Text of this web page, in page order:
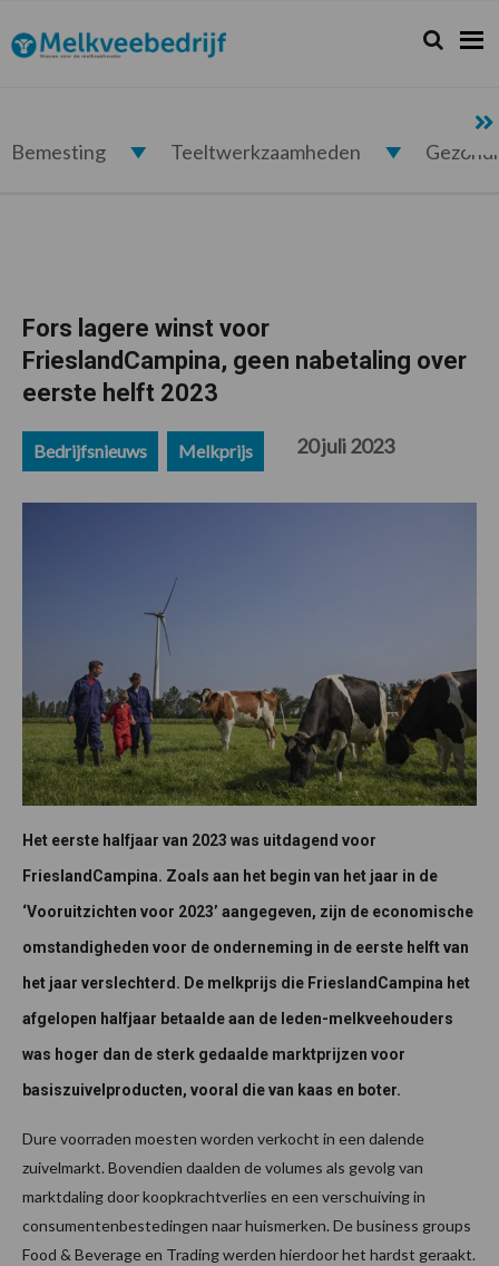
de
hoofdnavigatie
de
hoofd
de
eerste
de
voettekst
Melkveebedrijf.nl Zoeken...
Zoek
Bemesting Teeltwerkzaamheden
Fors lagere winst voor
FrieslandCampina, geen nabetaling over
eerste helft 2023
Bedrijfsnieuws Melkprijs 20 juli 2023
Het eerste halfjaar van 2023 was uitdagend voor
FrieslandCampina. Zoals aan het begin van het jaar in de
‘Vooruitzichten voor 2023’ aangegeven, zijn de economische
omstandigheden voor de onderneming in de eerste helft van
het jaar verslechterd. De melkprijs die FrieslandCampina het
afgelopen halfjaar betaalde aan de leden-melkveehouders
was hoger dan de sterk gedaalde marktprijzen voor
basiszuivelproducten, vooral die van kaas en boter.
Dure voorraden moesten worden verkocht in een dalende
zuivelmarkt. Bovendien daalden de volumes als gevolg van
marktdaling door koopkrachtverlies en een verschuiving in
consumentenbestedingen naar huismerken. De business groups
Food & Beverage en Trading werden hierdoor het hardst geraakt.